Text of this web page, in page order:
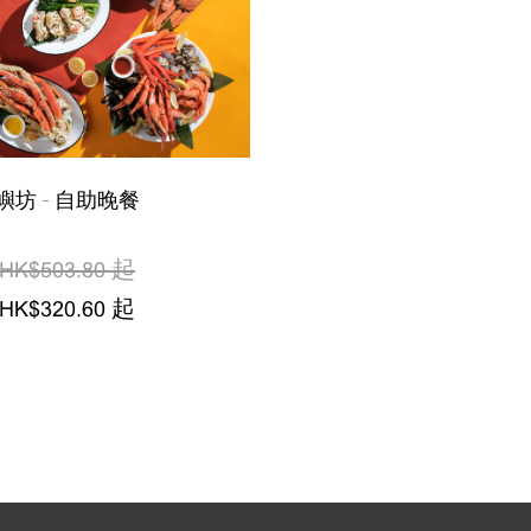
坊 - 自助晚餐
HK$503.80 起
HK$320.60 起